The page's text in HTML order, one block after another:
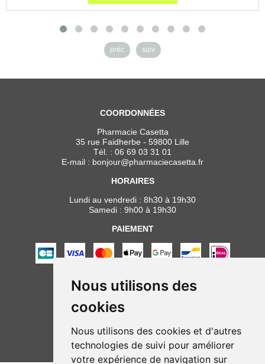
Nous utilisons des
cookies
Nous utilisons des cookies et d'autres
technologies de suivi pour améliorer
votre expérience de navigation sur
préc suiv
COORDONNÉES
Pharmacie Casetta
35 rue Faidherbe - 59800 Lille
Tél. : 06 69 03 31 01
E-mail : bonjour@pharmaciecasetta.fr
HORAIRES
Lundi au vendredi : 8h30 à 19h30
Samedi : 9h00 à 19h30
PAIEMENT
NOUS SUIVRE